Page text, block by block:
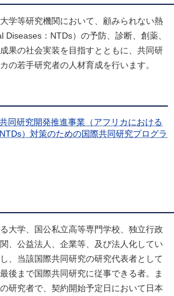
学等研究機関において、顧みられない熱
Diseases：NTDs）の予防、診断、創薬、
果の社会実装を目指すとともに、共同研
の若手研究者の人材育成を行います。
同研究開発推進事業（アフリカにおける
）対策のための国際共同研究プログラ
大学、国公私立高等専門学校、独立行政
、公益法人、企業等、及び法人化してい
、当該国際共同研究の研究代表者として
後まで国際共同研究に従事できる者。ま
研究者で、契約開始予定日において日本